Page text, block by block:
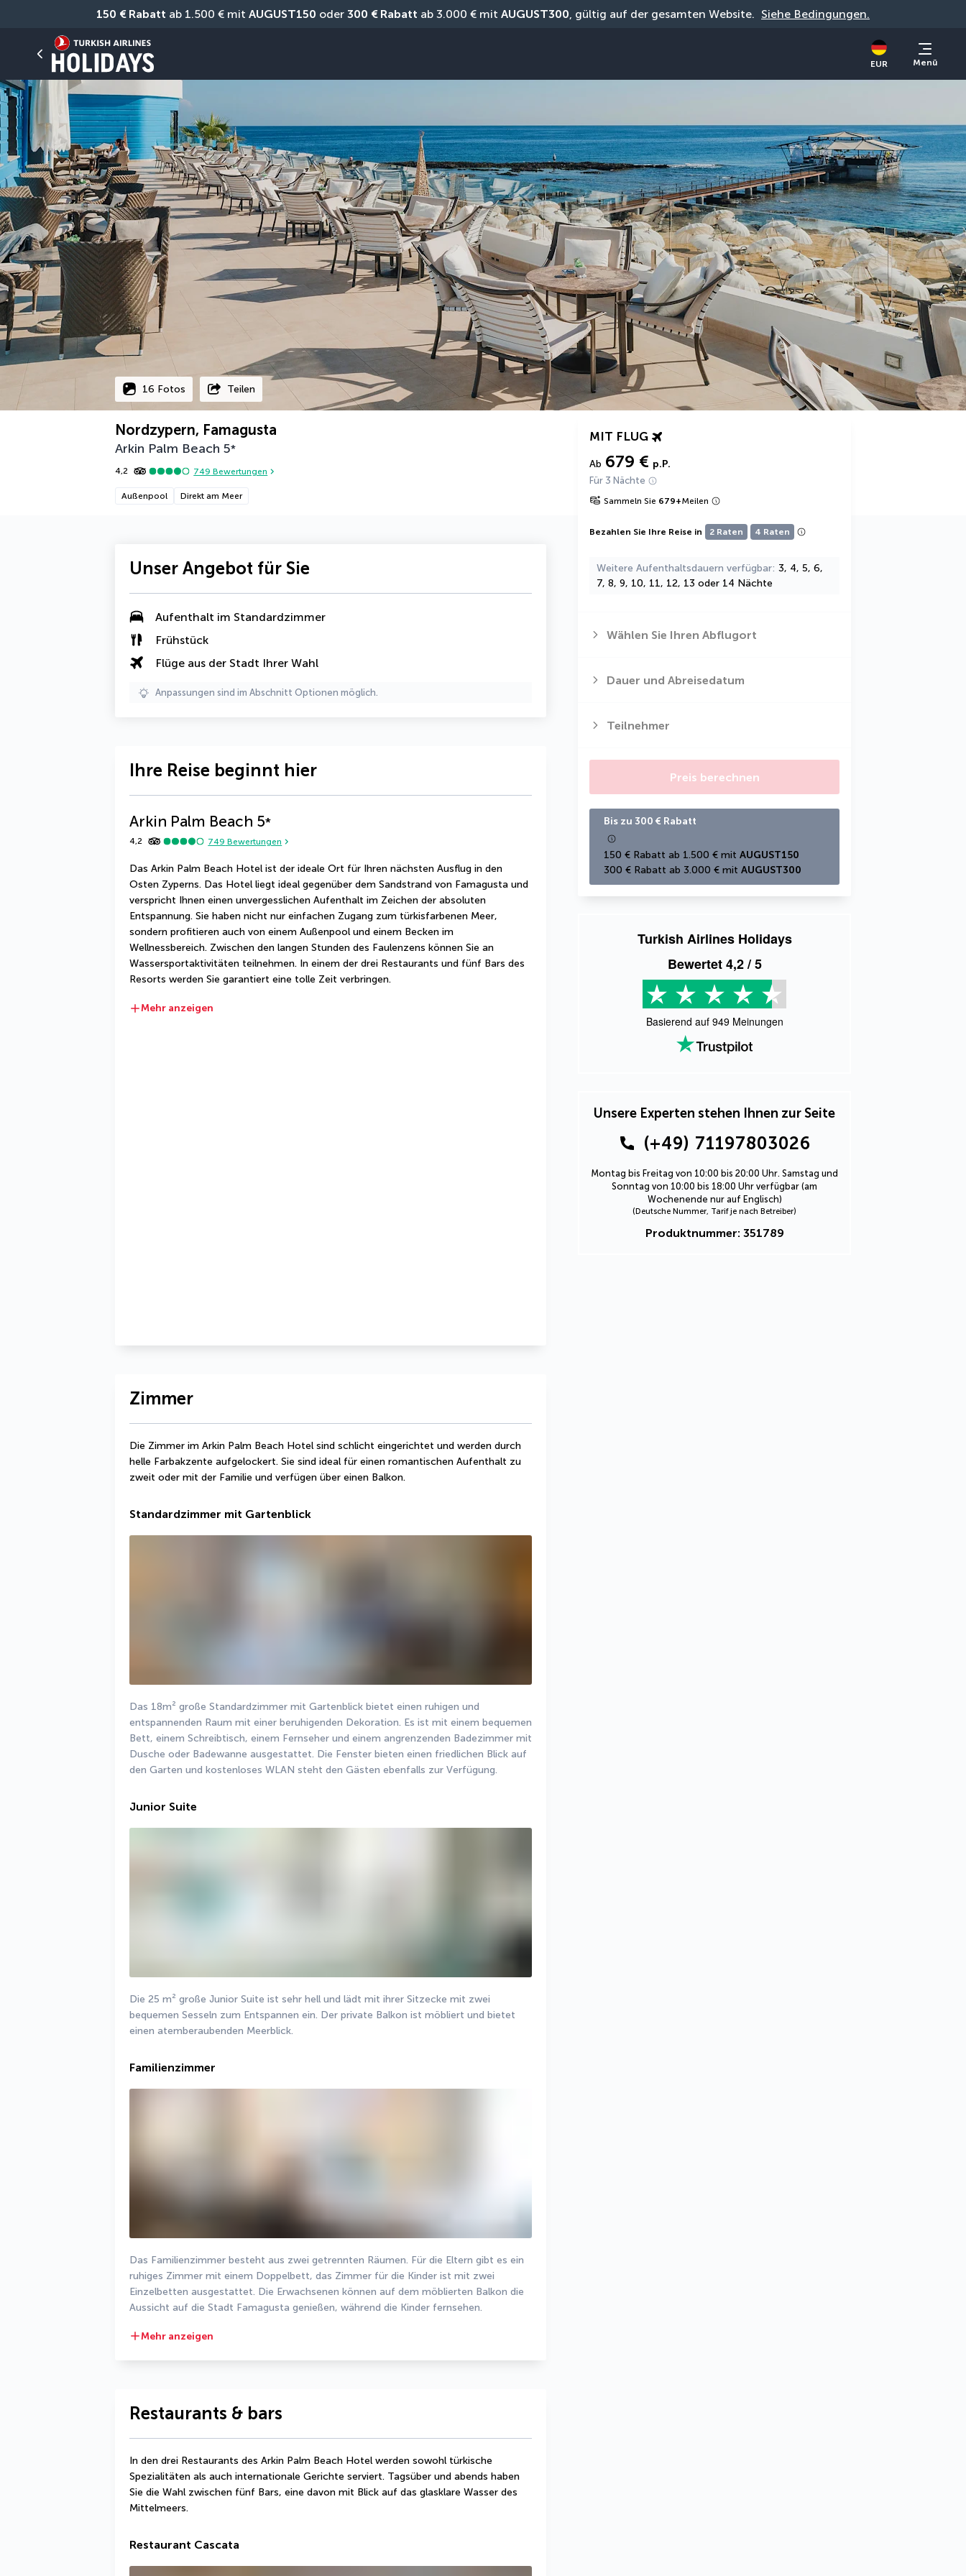
150 € Rabatt ab 1.500 € mit AUGUST150 oder 300 € Rabatt ab 3.000 € mit AUGUST300, gültig auf der gesamten Website. Siehe Bedingungen.
EUR Menü
16 Fotos Teilen
Nordzypern, Famagusta
Arkin Palm Beach 5*
4,2 749 Bewertungen
Außenpool Direkt am Meer
MIT FLUG
Ab 679 € p.P.
Für 3 Nächte
Sammeln Sie 679+Meilen
Bezahlen Sie Ihre Reise in 2 Raten 4 Raten
Weitere Aufenthaltsdauern verfügbar 3, 4, 5, 6,
7, 8, 9, 10, 11, 12, 13 oder 14 Nächte
Wählen Sie Ihren Abflugort
Dauer und Abreisedatum
Teilnehmer
Preis berechnen
Bis zu 300 € Rabatt
150 € Rabatt ab 1.500 € mit AUGUST150
300 € Rabatt ab 3.000 € mit AUGUST300
Turkish Airlines Holidays
Bewertet4,2/ 5
Basierend auf 949Meinungen
Unsere Experten stehen Ihnen zur Seite
(+49) 71197803026
Montag bis Freitag von 10:00 bis 20:00 Uhr. Samstag und
Sonntag von 10:00 bis 18:00 Uhr verfügbar (am
Wochenende nur auf Englisch)
(Deutsche Nummer, Tarif je nach Betreiber)
Produktnummer: 351789
Unser Angebot für Sie
Aufenthalt im Standardzimmer
Frühstück
Flüge aus der Stadt Ihrer Wahl
Anpassungen sind im Abschnitt Optionen möglich.
Ihre Reise beginnt hier
Arkin Palm Beach 5*
4,2 749 Bewertungen
Das Arkin Palm Beach Hotel ist der ideale Ort für Ihren nächsten Ausflug in den
Osten Zyperns. Das Hotel liegt ideal gegenüber dem Sandstrand von Famagusta und
verspricht Ihnen einen unvergesslichen Aufenthalt im Zeichen der absoluten
Entspannung. Sie haben nicht nur einfachen Zugang zum türkisfarbenen Meer,
sondern profitieren auch von einem Außenpool und einem Becken im
Wellnessbereich. Zwischen den langen Stunden des Faulenzens können Sie an
Wassersportaktivitäten teilnehmen. In einem der drei Restaurants und fünf Bars des
Resorts werden Sie garantiert eine tolle Zeit verbringen.
Mehr anzeigen
Zimmer
Die Zimmer im Arkin Palm Beach Hotel sind schlicht eingerichtet und werden durch
helle Farbakzente aufgelockert. Sie sind ideal für einen romantischen Aufenthalt zu
zweit oder mit der Familie und verfügen über einen Balkon.
Standardzimmer mit Gartenblick
Das 18m² große Standardzimmer mit Gartenblick bietet einen ruhigen und
entspannenden Raum mit einer beruhigenden Dekoration. Es ist mit einem bequemen
Bett, einem Schreibtisch, einem Fernseher und einem angrenzenden Badezimmer mit
Dusche oder Badewanne ausgestattet. Die Fenster bieten einen friedlichen Blick auf
den Garten und kostenloses WLAN steht den Gästen ebenfalls zur Verfügung.
Junior Suite
Die 25 m² große Junior Suite ist sehr hell und lädt mit ihrer Sitzecke mit zwei
bequemen Sesseln zum Entspannen ein. Der private Balkon ist möbliert und bietet
einen atemberaubenden Meerblick.
Familienzimmer
Das Familienzimmer besteht aus zwei getrennten Räumen. Für die Eltern gibt es ein
ruhiges Zimmer mit einem Doppelbett, das Zimmer für die Kinder ist mit zwei
Einzelbetten ausgestattet. Die Erwachsenen können auf dem möblierten Balkon die
Aussicht auf die Stadt Famagusta genießen, während die Kinder fernsehen.
Mehr anzeigen
Restaurants & bars
In den drei Restaurants des Arkin Palm Beach Hotel werden sowohl türkische
Spezialitäten als auch internationale Gerichte serviert. Tagsüber und abends haben
Sie die Wahl zwischen fünf Bars, eine davon mit Blick auf das glasklare Wasser des
Mittelmeers.
Restaurant Cascata